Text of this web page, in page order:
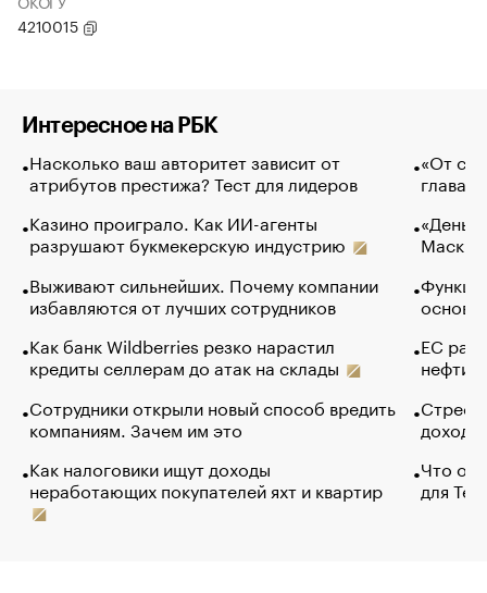
4210015
Интересное на РБК
Насколько ваш авторитет зависит от
атрибутов престижа? Тест для лидеров
Казино проиграло. Как ИИ-агенты
разрушают букмекерскую индустрию
Выживают сильнейших. Почему компании
избавляются от лучших сотрудников
Как банк Wildberries резко нарастил
кредиты селлерам до атак на склады
Сотрудники открыли новый способ вредить
компаниям. Зачем им это
Как налоговики ищут доходы
неработающих покупателей яхт и квартир
«От
глава
Маск в
основ
ЕС
нефти
Что
для